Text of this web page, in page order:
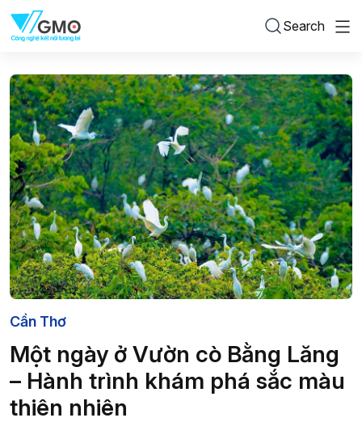
Search
Cần Thơ
Một ngày ở Vườn cò Bằng Lăng
– Hành trình khám phá sắc màu
thiên nhiên